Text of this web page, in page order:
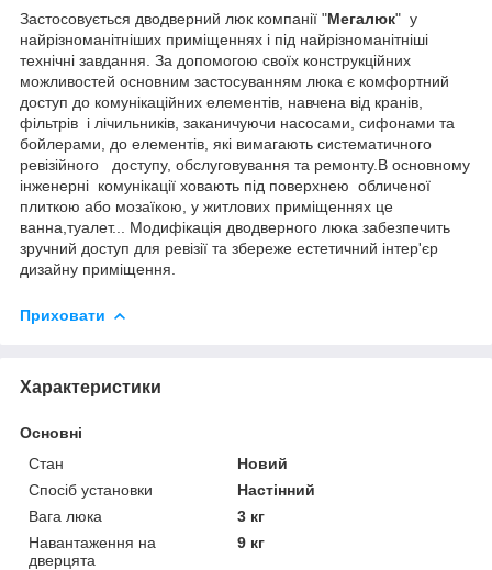
Застосовується дводверний люк компанії "Мегалюк" у
найрізноманітніших приміщеннях і під найрізноманітніші
технічні завдання. За допомогою своїх конструкційних
можливостей основним застосуванням люка є комфортний
доступ до комунікаційних елементів, навчена від кранів,
фільтрів і лічильників, заканичуючи насосами, сифонами та
бойлерами, до елементів, які вимагають систематичного
ревізійного доступу, обслуговування та ремонту.В основному
інженерні комунікації ховають під поверхнею обличеної
плиткою або мозаїкою, у житлових приміщеннях це
ванна,туалет... Модифікація дводверного люка забезпечить
зручний доступ для ревізії та збереже естетичний інтер'єр
дизайну приміщення.
Приховати
Характеристики
Основні
Стан
Новий
Спосіб установки
Настінний
Вага люка
3 кг
Навантаження на
дверцята
9 кг